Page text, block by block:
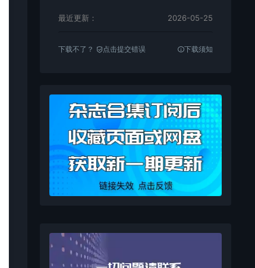
最近更新： 2026-05-25
下载不了？ 点击提交错误 下载须知